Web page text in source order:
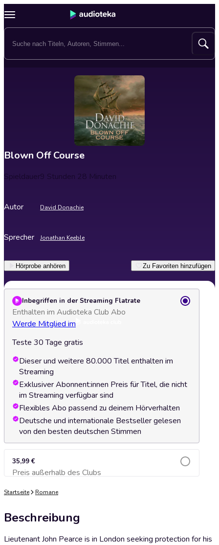
Blown Off Course
Spieldauer9 Stunden 28 Minuten
Autor David Donachie
Sprecher Jonathan Keeble
Hörprobe anhören Zu Favoriten hinzufügen
Inbegriffen in der Streaming Flatrate
Enthalten im Audioteka Club Abo
Werde Mitglied im
Teste 30 Tage gratis
Dieser und weitere 80.000 Titel enthalten im
Streaming
Exklusiver Abonnent:innen Preis für Titel, die nicht
im Streaming verfügbar sind
Flexibles Abo passend zu deinem Hörverhalten
Deutsche und internationale Bestseller gelesen
von den besten deutschen Stimmen
35,99 €
Preis außerhalb des ClubsZum Warenkorb hinzufügen
Startseite Romane
Beschreibung
Lieutenant John Pearce is in London seeking protection for his